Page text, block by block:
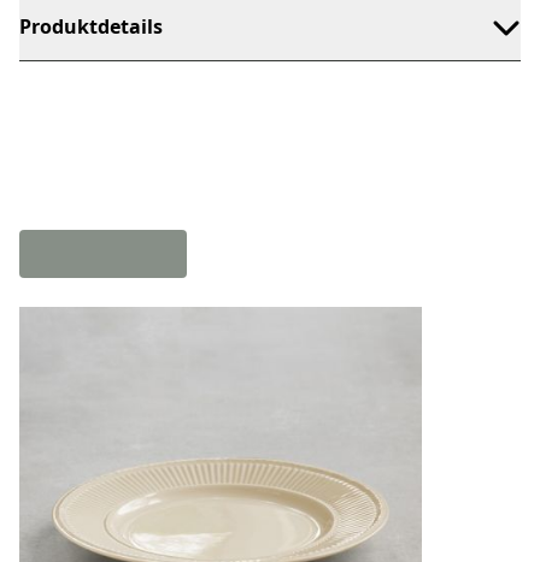
Produktdetails